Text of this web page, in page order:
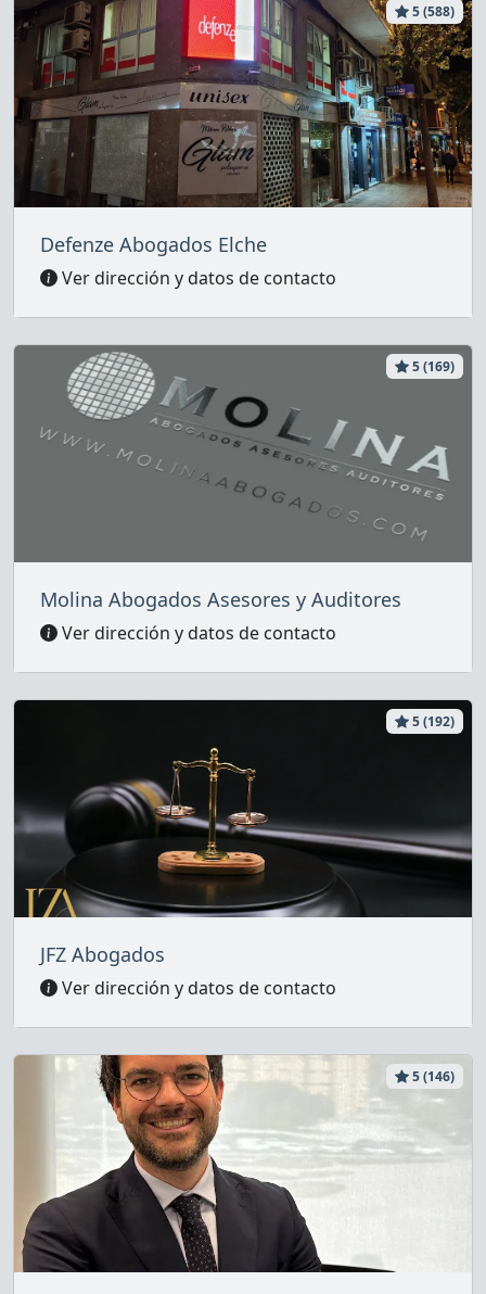
5 (588)
Defenze Abogados Elche
Ver dirección y datos de contacto
5 (169)
Molina Abogados Asesores y Auditores
Ver dirección y datos de contacto
5 (192)
JFZ Abogados
Ver dirección y datos de contacto
5 (146)